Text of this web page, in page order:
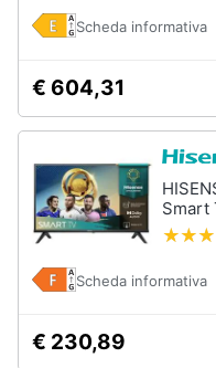
Scheda informativa
€ 604,31
Smart
Scheda informativa
€ 230,89